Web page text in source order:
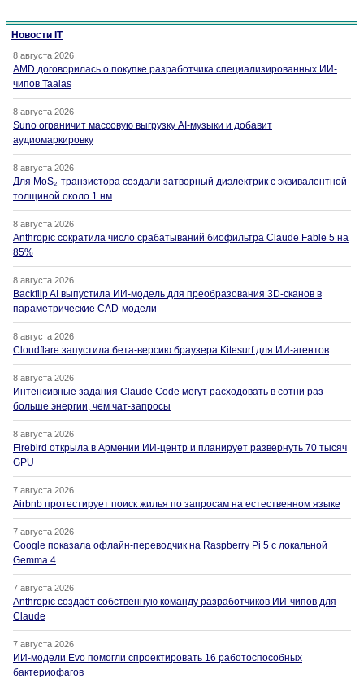
Новости IT
8 августа 2026
AMD договорилась о покупке разработчика специализированных ИИ-
чипов Taalas
8 августа 2026
Suno ограничит массовую выгрузку AI-музыки и добавит
аудиомаркировку
8 августа 2026
Для MoS₂-транзистора создали затворный диэлектрик с эквивалентной
толщиной около 1 нм
8 августа 2026
Anthropic сократила число срабатываний биофильтра Claude Fable 5 на
85%
8 августа 2026
Backflip AI выпустила ИИ-модель для преобразования 3D-сканов в
параметрические CAD-модели
8 августа 2026
Cloudflare запустила бета-версию браузера Kitesurf для ИИ-агентов
8 августа 2026
Интенсивные задания Claude Code могут расходовать в сотни раз
больше энергии, чем чат-запросы
8 августа 2026
Firebird открыла в Армении ИИ-центр и планирует развернуть 70 тысяч
GPU
7 августа 2026
Airbnb протестирует поиск жилья по запросам на естественном языке
7 августа 2026
Google показала офлайн-переводчик на Raspberry Pi 5 с локальной
Gemma 4
7 августа 2026
Anthropic создаёт собственную команду разработчиков ИИ-чипов для
Claude
7 августа 2026
ИИ-модели Evo помогли спроектировать 16 работоспособных
бактериофагов